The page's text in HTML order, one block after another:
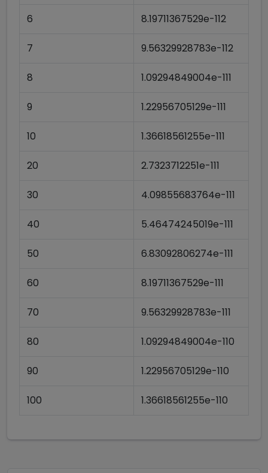
6 8.19711367529e-112
7 9.56329928783e-112
8 1.09294849004e-111
9 1.22956705129e-111
10 1.36618561255e-111
20 2.7323712251e-111
30 4.09855683764e-111
40 5.46474245019e-111
50 6.83092806274e-111
60 8.19711367529e-111
70 9.56329928783e-111
80 1.09294849004e-110
90 1.22956705129e-110
100 1.36618561255e-110